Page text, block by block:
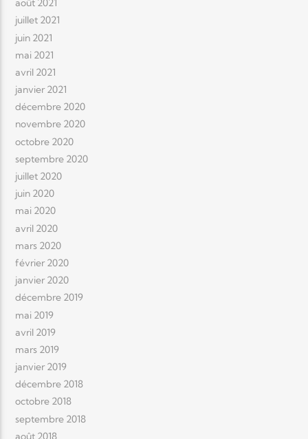
août 2021
juillet 2021
juin 2021
mai 2021
avril 2021
janvier 2021
décembre 2020
novembre 2020
octobre 2020
septembre 2020
juillet 2020
juin 2020
mai 2020
avril 2020
mars 2020
février 2020
janvier 2020
décembre 2019
mai 2019
avril 2019
mars 2019
janvier 2019
décembre 2018
octobre 2018
septembre 2018
août 2018